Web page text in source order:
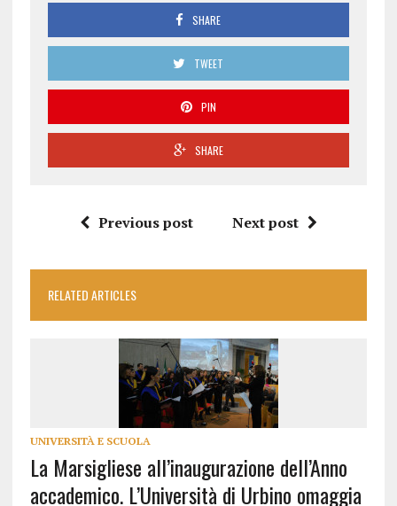
SHARE
TWEET
PIN
SHARE
Previous post Next post
RELATED ARTICLES
UNIVERSITÀ E SCUOLA
La Marsigliese all’inaugurazione dell’Anno
accademico. L’Università di Urbino omaggia